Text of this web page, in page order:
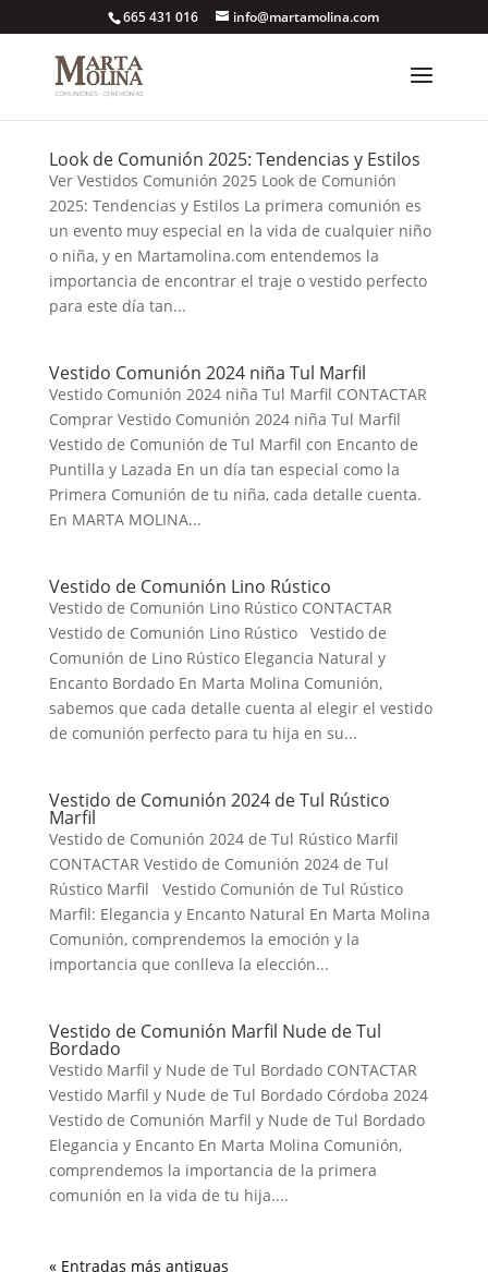
665 431 016 info@martamolina.com
Look de Comunión 2025: Tendencias y Estilos
Ver Vestidos Comunión 2025 Look de Comunión
2025: Tendencias y Estilos La primera comunión es
un evento muy especial en la vida de cualquier niño
o niña, y en Martamolina.com entendemos la
importancia de encontrar el traje o vestido perfecto
para este día tan...
Vestido Comunión 2024 niña Tul Marfil
Vestido Comunión 2024 niña Tul Marfil CONTACTAR
Comprar Vestido Comunión 2024 niña Tul Marfil
Vestido de Comunión de Tul Marfil con Encanto de
Puntilla y Lazada En un día tan especial como la
Primera Comunión de tu niña, cada detalle cuenta.
En MARTA MOLINA...
Vestido de Comunión Lino Rústico
Vestido de Comunión Lino Rústico CONTACTAR
Vestido de Comunión Lino Rústico Vestido de
Comunión de Lino Rústico Elegancia Natural y
Encanto Bordado En Marta Molina Comunión,
sabemos que cada detalle cuenta al elegir el vestido
de comunión perfecto para tu hija en su...
Vestido de Comunión 2024 de Tul Rústico
Marfil
Vestido de Comunión 2024 de Tul Rústico Marfil
CONTACTAR Vestido de Comunión 2024 de Tul
Rústico Marfil Vestido Comunión de Tul Rústico
Marfil: Elegancia y Encanto Natural En Marta Molina
Comunión, comprendemos la emoción y la
importancia que conlleva la elección...
Vestido de Comunión Marfil Nude de Tul
Bordado
Vestido Marfil y Nude de Tul Bordado CONTACTAR
Vestido Marfil y Nude de Tul Bordado Córdoba 2024
Vestido de Comunión Marfil y Nude de Tul Bordado
Elegancia y Encanto En Marta Molina Comunión,
comprendemos la importancia de la primera
comunión en la vida de tu hija....
« Entradas más antiguas